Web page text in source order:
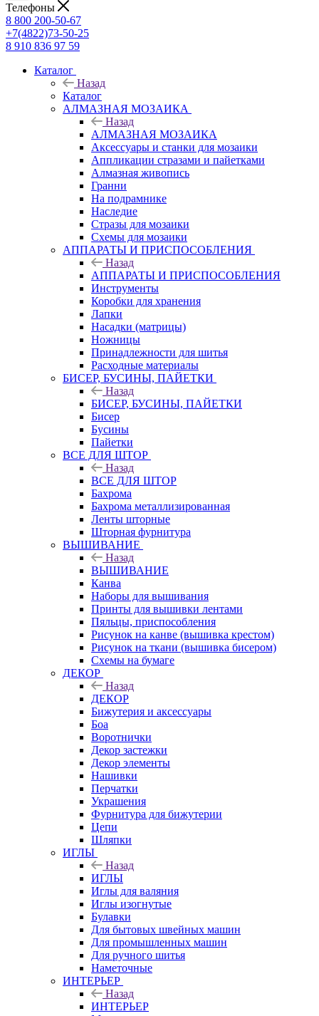
Телефоны
8 800 200-50-67
+7(4822)73-50-25
8 910 836 97 59
Каталог
Назад
Каталог
АЛМАЗНАЯ МОЗАИКА
Назад
АЛМАЗНАЯ МОЗАИКА
Аксессуары и станки для мозаики
Аппликации стразами и пайетками
Алмазная живопись
Гранни
На подрамнике
Наследие
Стразы для мозаики
Схемы для мозаики
АППАРАТЫ И ПРИСПОСОБЛЕНИЯ
Назад
АППАРАТЫ И ПРИСПОСОБЛЕНИЯ
Инструменты
Коробки для хранения
Лапки
Насадки (матрицы)
Ножницы
Принадлежности для шитья
Расходные материалы
БИСЕР, БУСИНЫ, ПАЙЕТКИ
Назад
БИСЕР, БУСИНЫ, ПАЙЕТКИ
Бисер
Бусины
Пайетки
ВСЕ ДЛЯ ШТОР
Назад
ВСЕ ДЛЯ ШТОР
Бахрома
Бахрома металлизированная
Ленты шторные
Шторная фурнитура
ВЫШИВАНИЕ
Назад
ВЫШИВАНИЕ
Канва
Наборы для вышивания
Принты для вышивки лентами
Пяльцы, приспособления
Рисунок на канве (вышивка крестом)
Рисунок на ткани (вышивка бисером)
Схемы на бумаге
ДЕКОР
Назад
ДЕКОР
Бижутерия и аксессуары
Боа
Воротнички
Декор застежки
Декор элементы
Нашивки
Перчатки
Украшения
Фурнитура для бижутерии
Цепи
Шляпки
ИГЛЫ
Назад
ИГЛЫ
Иглы для валяния
Иглы изогнутые
Булавки
Для бытовых швейных машин
Для промышленных машин
Для ручного шитья
Наметочные
ИНТЕРЬЕР
Назад
ИНТЕРЬЕР